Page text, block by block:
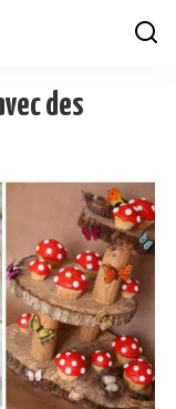
des